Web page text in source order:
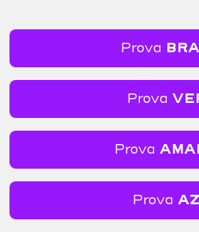
Prova
Prova
Prova
Prova